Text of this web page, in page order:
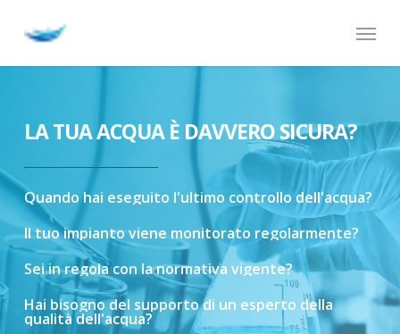
Menu
LA TUA ACQUA È DAVVERO SICURA?
Quando hai eseguito l'ultimo controllo dell'acqua?
Il tuoimpianto viene monitorato regolarmente?
Seiinregola con lanormativa vigente?
Hai bisognodel supportodi un esperto della
qualitàdell'acqua?